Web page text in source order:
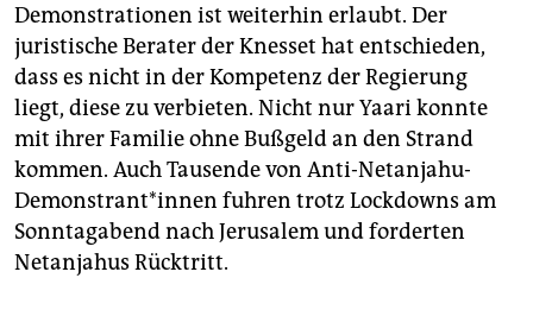
Demonstrationen ist weiterhin erlaubt. Der
juristische Berater der Knesset hat entschieden,
dass es nicht in der Kompetenz der Regierung
liegt, diese zu verbieten. Nicht nur Yaari konnte
mit ihrer Familie ohne Bußgeld an den Strand
kommen. Auch Tausende von Anti-Netanjahu-
Demonstrant*innen fuhren trotz Lockdowns am
Sonntagabend nach Jerusalem und forderten
Netanjahus Rücktritt.